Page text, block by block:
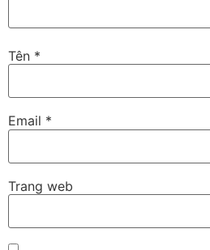
Tên *
Email *
Trang web